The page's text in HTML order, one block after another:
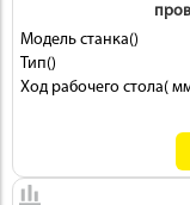
Модель станка()
Тип()
Ход рабочего стола(